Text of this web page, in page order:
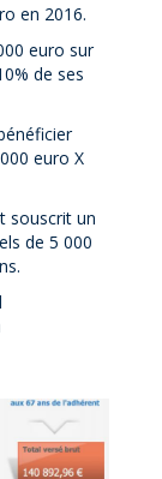
en 2016.
euro sur
de ses
euro X
souscrit un
de 5 000